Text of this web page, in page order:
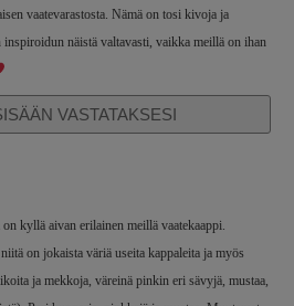
vaatevarastosta. Nämä on tosi kivoja ja
näistä valtavasti, vaikka meillä on ihan
VASTATAKSESI
kyllä aivan erilainen meillä vaatekaappi.
on jokaista väriä useita kappaleita ja myös
ja mekkoja, väreinä pinkin eri sävyjä, mustaa,